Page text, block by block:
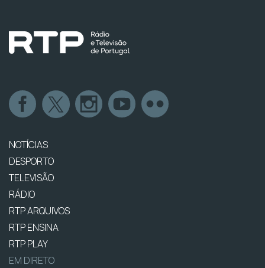
NOTÍCIAS
DESPORTO
TELEVISÃO
RÁDIO
RTP ARQUIVOS
RTP ENSINA
RTP PLAY
EM DIRETO